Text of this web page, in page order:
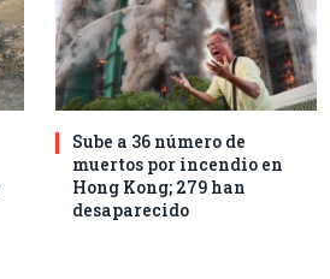
Sube a 36 número de
muertos por incendio en
Hong Kong; 279 han
desaparecido